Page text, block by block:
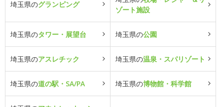
埼玉県のグランピング
ゾート施設
埼玉県のタワー・展望台 埼玉県の公園
埼玉県のアスレチック 埼玉県の温泉・スパリゾート
埼玉県の道の駅・SA/PA 埼玉県の博物館・科学館